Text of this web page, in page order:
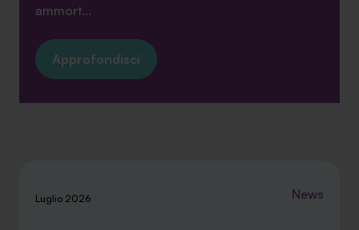
ammort...
Approfondisci
Luglio 2026 News